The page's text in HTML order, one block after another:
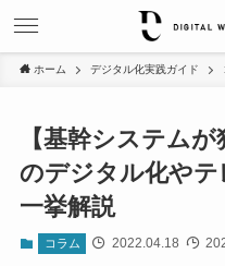
ホーム デジタル化実践ガイド
【基幹システム
のデジタル化や
一挙解説
コラム 2022.04.18